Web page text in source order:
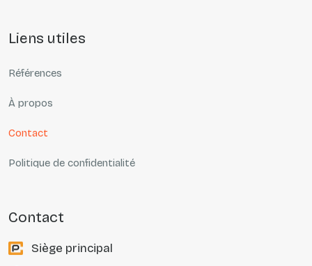
liens utiles
Références
À propos
Contact
Politique de confidentialité
contact
Siège principal